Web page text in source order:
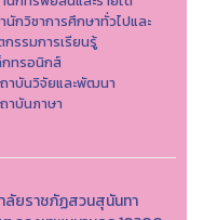
นักวิชาการศึกษาทั่วไปและ
กรรมการเรียนรู้
กทรอนิกส์
าบันวิจัยและพัฒนา
าบันภาษา
ลัยราชภัฏสวนสุนันทา